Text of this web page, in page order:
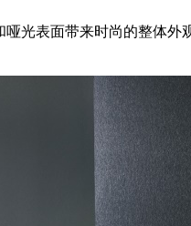
光表面带来时尚的整体外